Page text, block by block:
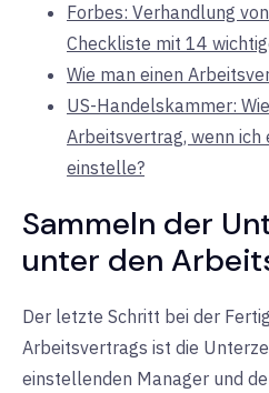
Forbes: Verhandlung
Checkliste mit 14
Wie man einen
US-Handelskammer:
Arbeitsvertrag, wenn
einstelle?
Sammeln der
unter den
Der letzte Schritt bei der
Arbeitsvertrags ist die
einstellenden Manager und